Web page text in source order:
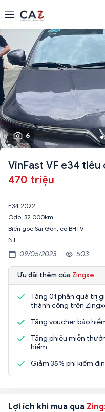
6
VinFast VF e34 tiêu
470 triệu
E34 2022
Odo: 32.000km
Biển gốc Sài Gòn, có BHTV
NT
09/05/2023 503
Ưu đãi thêm của Zingxe
Tặng 01 phần quà trị
thành công trên
Tặng voucher bảo
Tặng phiếu miễn
hiểm
Giảm 35% phí kiểm
Lợi ích khi mua qua